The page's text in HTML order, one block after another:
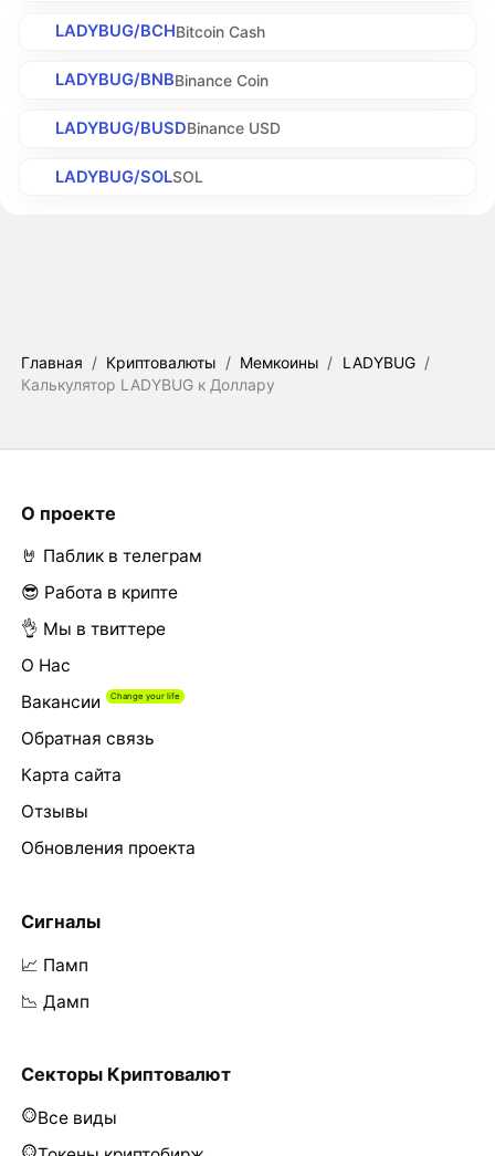
LADYBUG/BCHBitcoin Cash
LADYBUG/BNBBinance Coin
LADYBUG/BUSDBinance USD
LADYBUG/SOLSOL
Главная / Криптовалюты / Мемкоины / LADYBUG /
Калькулятор LADYBUG к Доллару
О проекте
🤘 Паблик в телеграм
😎 Работа в крипте
👌 Мы в твиттере
О Нас
Вакансии
Обратная связь
Карта сайта
Отзывы
Обновления проекта
Сигналы
📈 Памп
📉 Дамп
Секторы Криптовалют
Все виды